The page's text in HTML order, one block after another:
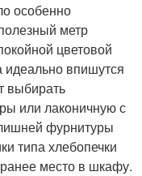
особенно
метр
цветовой
идеально впишутся
выбирать
или лаконичную с
фурнитуры
типа хлебопечки
место в шкафу.